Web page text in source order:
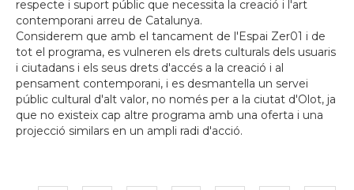
respecte i suport públic que necessita la creació i l'art
contemporani arreu de Catalunya.
Considerem que amb el tancament de l'Espai Zer01 i de
tot el programa, es vulneren els drets culturals dels usuaris
i ciutadans i els seus drets d'accés a la creació i al
pensament contemporani, i es desmantella un servei
públic cultural d'alt valor, no només per a la ciutat d'Olot, ja
que no existeix cap altre programa amb una oferta i una
projecció similars en un ampli radi d'acció.